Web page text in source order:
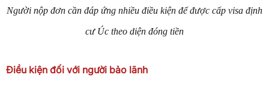
Người nộp đơn cần đáp ứng nhiều điều kiện để được cấp visa định
cư Úc theo diện đóng tiền
Điều kiện đối với người bảo lãnh